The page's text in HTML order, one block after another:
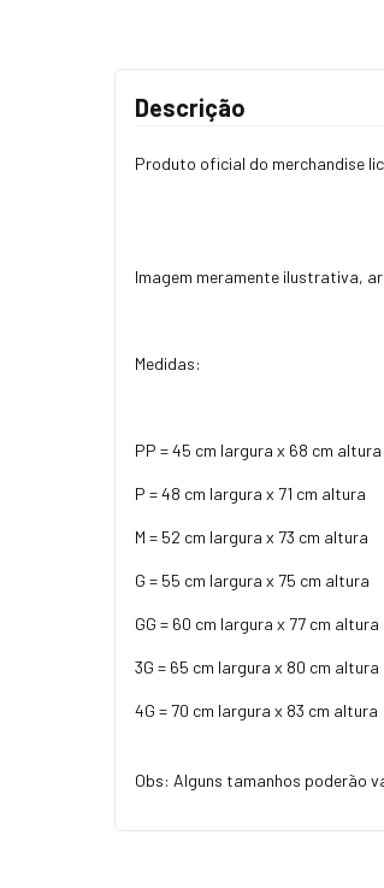
Descrição
Produto oficial do merchandise
Imagem meramente ilustrativa,
Medidas:
PP = 45 cm largura x 68 cm altura
P = 48 cm largura x 71 cm altura
M = 52 cm largura x 73 cm altura
G = 55 cm largura x 75 cm altura
GG = 60 cm largura x 77 cm altura
3G = 65 cm largura x 80 cm altura
4G = 70 cm largura x 83 cm altura
Obs: Alguns tamanhos poderão